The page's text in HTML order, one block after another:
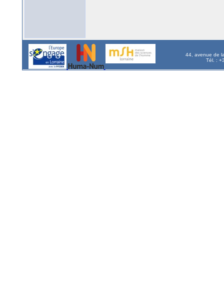
44, avenue de
Tél. :